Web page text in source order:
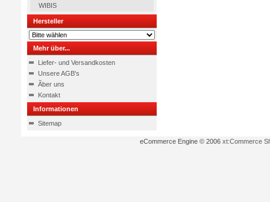
WIBIS
Hersteller
Mehr über...
Liefer- und Versandkosten
Unsere AGB's
Ãber uns
Kontakt
Informationen
Sitemap
eCommerce Engine © 2006 xt:Commerce